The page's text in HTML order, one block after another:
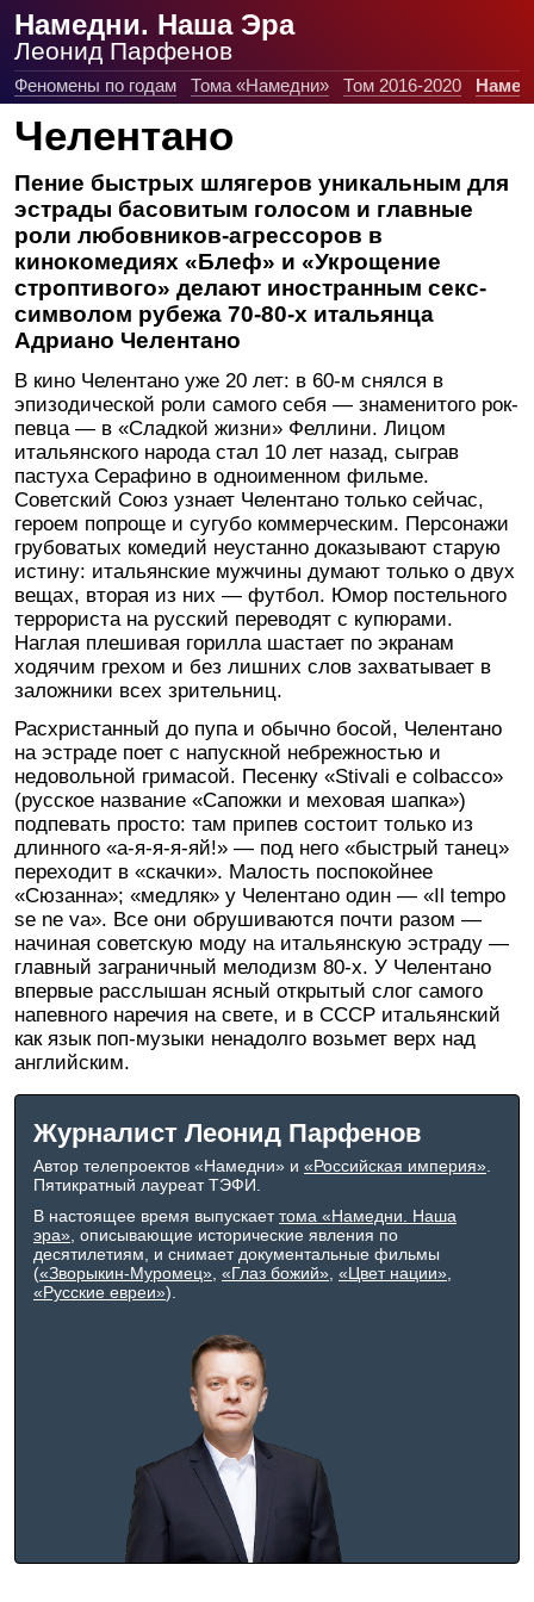
Намедни. Наша Эра
Леонид Парфенов
Феномены по годам Тома «Намедни» Том 2016-2020
Челентано
Пение быстрых шлягеров уникальным для
эстрады басовитым голосом и главные
роли любовников-агрессоров в
кинокомедиях «Блеф» и «Укрощение
строптивого» делают иностранным секс-
символом рубежа 70-80-х итальянца
Адриано Челентано
В кино Челентано уже 20 лет: в 60-м снялся в
эпизодической роли самого себя — знаменитого рок-
певца — в «Сладкой жизни» Феллини. Лицом
итальянского народа стал 10 лет назад, сыграв
пастуха Серафино в одноименном фильме.
Советский Союз узнает Челентано только сейчас,
героем попроще и сугубо коммерческим. Персонажи
грубоватых комедий неустанно доказывают старую
истину: итальянские мужчины думают только о двух
вещах, вторая из них — футбол. Юмор постельного
террориста на русский переводят с купюрами.
Наглая плешивая горилла шастает по экранам
ходячим грехом и без лишних слов захватывает в
заложники всех зрительниц.
Расхристанный до пупа и обычно босой, Челентано
на эстраде поет с напускной небрежностью и
недовольной гримасой. Песенку «Stivali e colbacco»
(русское название «Сапожки и меховая шапка»)
подпевать просто: там припев состоит только из
длинного «а-я-я-я-яй!» — под него «быстрый танец»
переходит в «скачки». Малость поспокойнее
«Сюзанна»; «медляк» у Челентано один — «Il tempo
se ne va». Все они обрушиваются почти разом —
начиная советскую моду на итальянскую эстраду —
главный заграничный мелодизм 80-х. У Челентано
впервые расслышан ясный открытый слог самого
напевного наречия на свете, и в СССР итальянский
как язык поп-музыки ненадолго возьмет верх над
английским.
Журналист Леонид Парфенов
Автор телепроектов «Намедни» и «Российская империя»
Пятикратный лауреат ТЭФИ.
В настоящее время выпускает тома «Намедни. Наша
эра» , описывающие исторические явления по
десятилетиям, и снимает документальные фильмы
(«Зворыкин-Муромец» «Глаз божий» «Цвет нации»
«Русские евреи»).